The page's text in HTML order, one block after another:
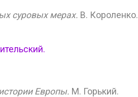
суровых мерах. В. Короленко.
Европы. М. Горький.